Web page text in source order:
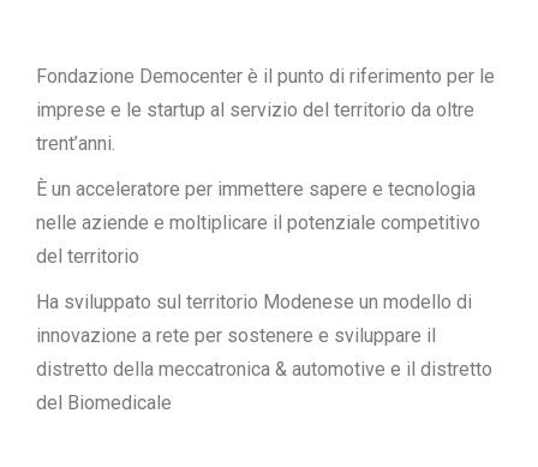
Fondazione Democenter è il punto di riferimento per le
imprese e le startup al servizio del territorio da oltre
trent’anni.
È un acceleratore per immettere sapere e tecnologia
nelle aziende e moltiplicare il potenziale competitivo
del territorio
Ha sviluppato sul territorio Modenese un modello di
innovazione a rete per sostenere e sviluppare il
distretto della meccatronica & automotive e il distretto
del Biomedicale